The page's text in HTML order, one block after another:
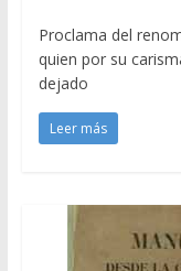
Proclama del
quien por su
dejado
Leer más